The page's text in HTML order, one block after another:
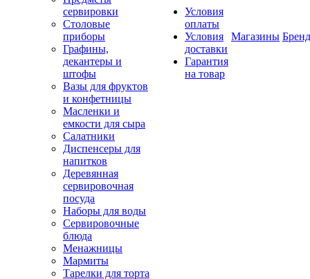
сервировки
Столовые
приборы
Графины,
декантеры и
штофы
Вазы для фруктов
и конфетницы
Масленки и
емкости для сыра
Салатники
Диспенсеры для
напитков
Деревянная
сервировочная
посуда
Наборы для воды
Сервировочные
блюда
Менажницы
Мармиты
Тарелки для торта
Условия
оплаты
Условия
доставки
Гарантия
на товар
Магазины